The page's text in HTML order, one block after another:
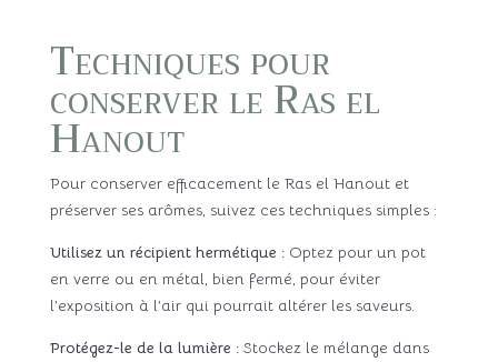
Techniques pour
conserver le Ras el
Hanout
Pour conserver efficacement le Ras el Hanout et
préserver ses arômes, suivez ces techniques simples :
Utilisez un récipient hermétique :Optez pour un pot
en verre ou en métal, bien fermé, pour éviter
l’exposition à l’air qui pourrait altérer les saveurs.
Protégez-le de la lumière :Stockez le mélange dans